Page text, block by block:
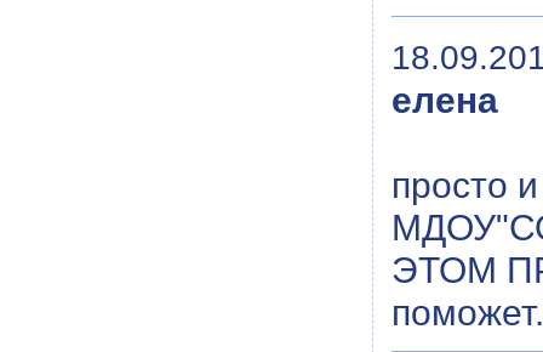
елена
просто
ЭТОМ